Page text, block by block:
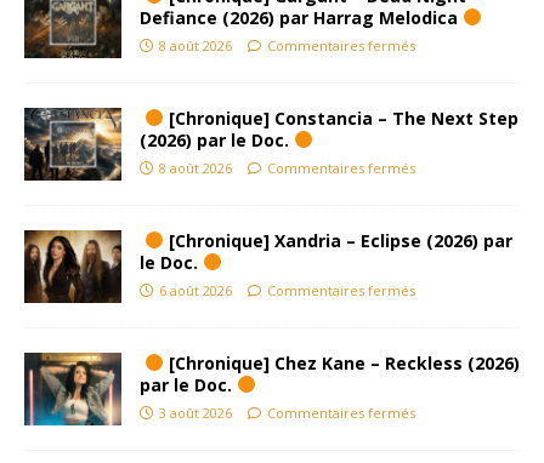
Defiance (2026) par Harrag Melodica
8 août 2026 Commentaires fermés
[Chronique] Constancia – The Next Step
(2026) par le Doc.
8 août 2026 Commentaires fermés
[Chronique] Xandria – Eclipse (2026) par
le Doc.
6 août 2026 Commentaires fermés
[Chronique] Chez Kane – Reckless (2026)
par le Doc.
3 août 2026 Commentaires fermés